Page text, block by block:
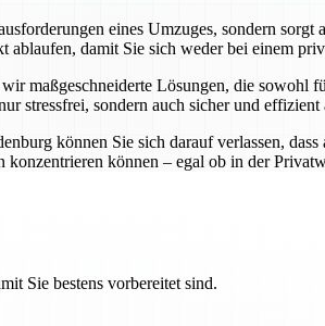
eines Umzuges, sondern
damit Sie sich weder bei einem
maßgeschneiderte Lösungen, die sowohl
stressfrei, sondern auch sicher und
können Sie sich darauf verlassen,
können – egal ob in der
Sie bestens vorbereitet sind.